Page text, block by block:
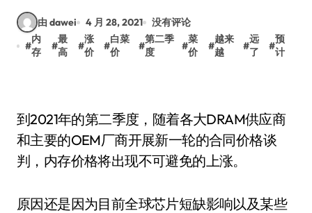
由 dawei 4 月 28, 2021
没有评论
#
内
存
#
最
高
#
涨
价
#
白菜
价
#
第二季
度
#
菜
价
#
越来
越
#
远
了
#
预
计
到2021年的第二季度，随着各大DRAM供应商
和主要的OEM厂商开展新一轮的合同价格谈
判，内存价格将出现不可避免的上涨。
原因还是因为目前全球芯片短缺影响以及某些